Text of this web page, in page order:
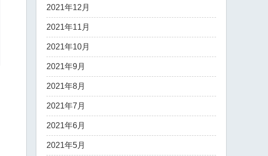
2021年12月
2021年11月
2021年10月
2021年9月
2021年8月
2021年7月
2021年6月
2021年5月